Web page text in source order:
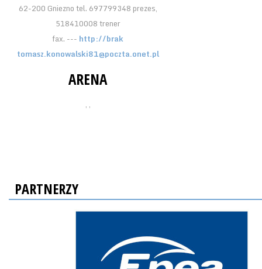
62-200 Gniezno tel. 697799348 prezes,
518410008 trener
fax. --- http://brak
tomasz.konowalski81@poczta.onet.pl
ARENA
, ,
PARTNERZY